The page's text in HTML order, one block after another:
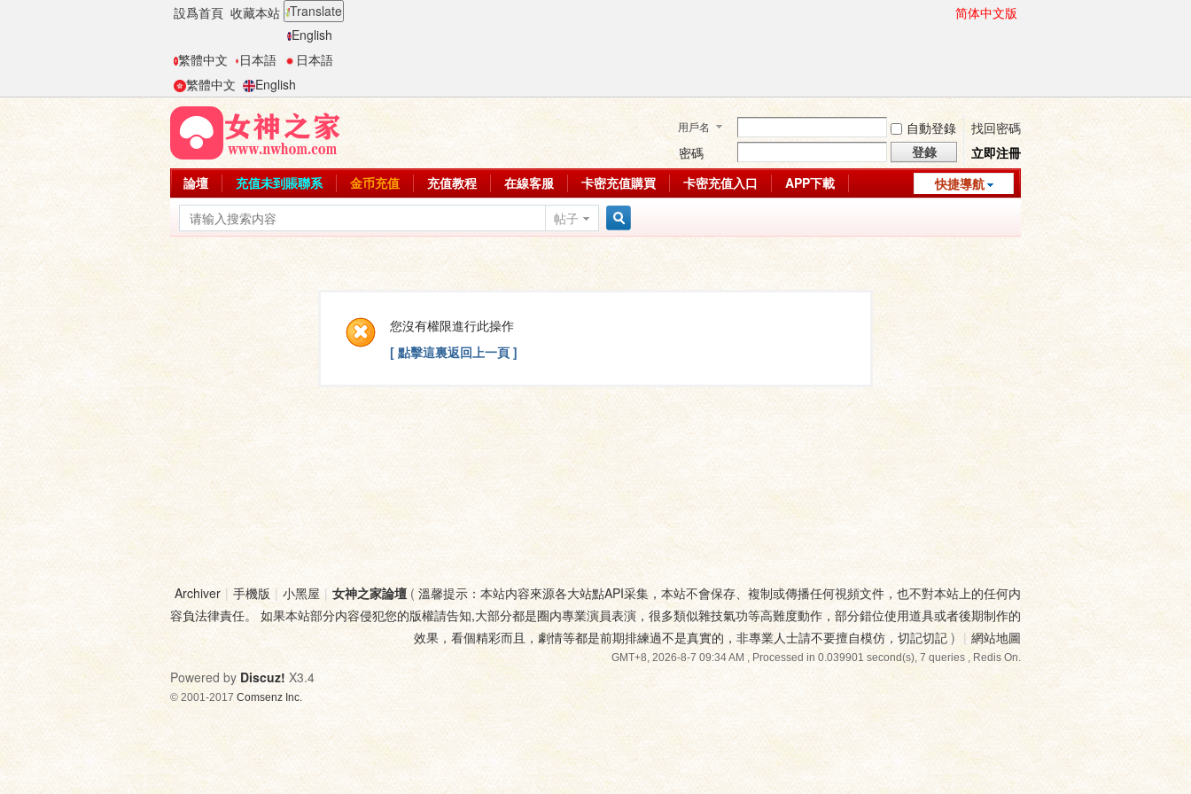
設爲首頁 收藏本站 Translate
English
繁體中文
日本語
日本語
繁體中文
English
简体中文版
用戶名 自動登錄
找回密碼
密碼
登錄
立即注冊
快捷導航
論壇 充值未到賬聯系 金币充值 充值教程 在線客服 卡密充值購買 卡密充值入口
APP下載
帖子
您沒有權限進行此操作
[ 點擊這裏返回上一頁 ]
Archiver | 手機版 | 小黑屋 | 女神之家論壇 ( 溫馨提示：本站内容來源各大站點API采集，本站不會保存、複制或傳播任何視頻文件，也不對本站上的任何内
容負法律責任。 如果本站部分内容侵犯您的版權請告知,大部分都是圈内專業演員表演，很多類似雜技氣功等高難度動作，部分錯位使用道具或者後期制作的
效果，看個精彩而且，劇情等都是前期排練過不是真實的，非專業人士請不要擅自模仿，切記切記 ) | 網站地圖
GMT+8, 2026-8-7 09:34 AM, Processed in 0.039901 second(s), 7 queries , Redis On.
Powered by Discuz! X3.4
© 2001-2017 Comsenz Inc.